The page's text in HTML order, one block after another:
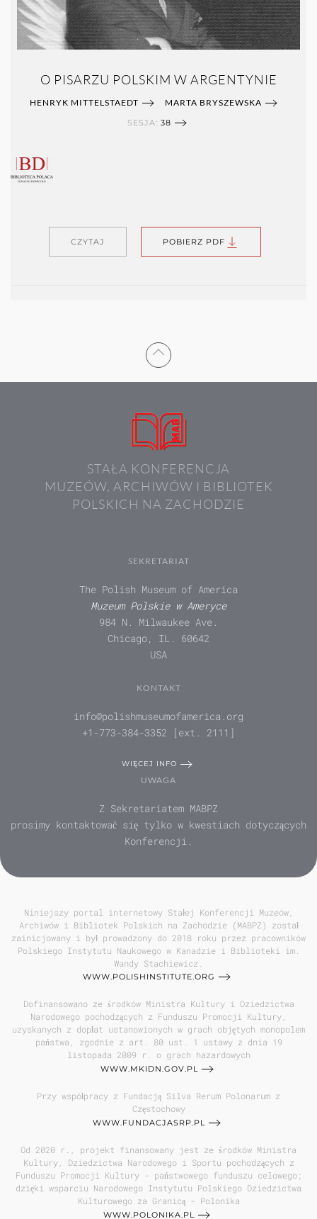
O PISARZU POLSKIM W ARGENTYNIE
HENRYK MITTELSTAEDT MARTA BRYSZEWSKA
SESJA: 38
CZYTAJ POBIERZ PDF
STAŁA KONFERENCJA
MUZEÓW, ARCHIWÓW I BIBLIOTEK
POLSKICH NA ZACHODZIE
SEKRETARIAT
The Polish Museum of America
Muzeum Polskie w Ameryce
984 N. Milwaukee Ave.
Chicago, IL. 60642
USA
KONTAKT
info@polishmuseumofamerica.org
+1-773-384-3352 [ext. 2111]
WIĘCEJ INFO
UWAGA
Z Sekretariatem MABPZ
prosimy kontaktować się tylko w kwestiach dotyczących
Konferencji.
Niniejszy portal internetowy Stałej Konferencji Muzeów,
Archiwów i Bibliotek Polskich na Zachodzie (MABPZ) został
zainicjowany i był prowadzony do 2018 roku przez pracowników
Polskiego Instytutu Naukowego w Kanadzie i Biblioteki im.
Wandy Stachiewicz.
WWW.POLISHINSTITUTE.ORG
Dofinansowano ze środków Ministra Kultury i Dziedzictwa
Narodowego pochodzących z Funduszu Promocji Kultury,
uzyskanych z dopłat ustanowionych w grach objętych monopolem
państwa, zgodnie z art. 80 ust. 1 ustawy z dnia 19
listopada 2009 r. o grach hazardowych
WWW.MKIDN.GOV.PL
Przy współpracy z Fundacją Silva Rerum Polonarum z
Częstochowy
WWW.FUNDACJASRP.PL
Od 2020 r., projekt finansowany jest ze środków Ministra
Kultury, Dziedzictwa Narodowego i Sportu pochodzących z
Funduszu Promocji Kultury - państwowego funduszu celowego;
dzięki wsparciu Narodowego Instytutu Polskiego Dziedzictwa
Kulturowego za Granicą - Polonika
WWW.POLONIKA.PL